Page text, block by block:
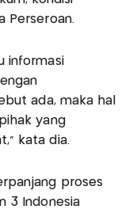
Perseroan.
informasi
ada, maka hal
yang
kata dia.
proses
3 Indonesia